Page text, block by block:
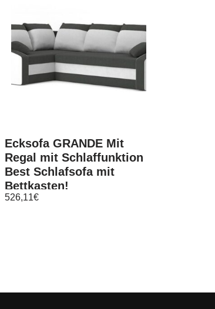
Ecksofa GRANDE Mit
Regal mit Schlaffunktion
Best Schlafsofa mit
Bettkasten!
526,11€